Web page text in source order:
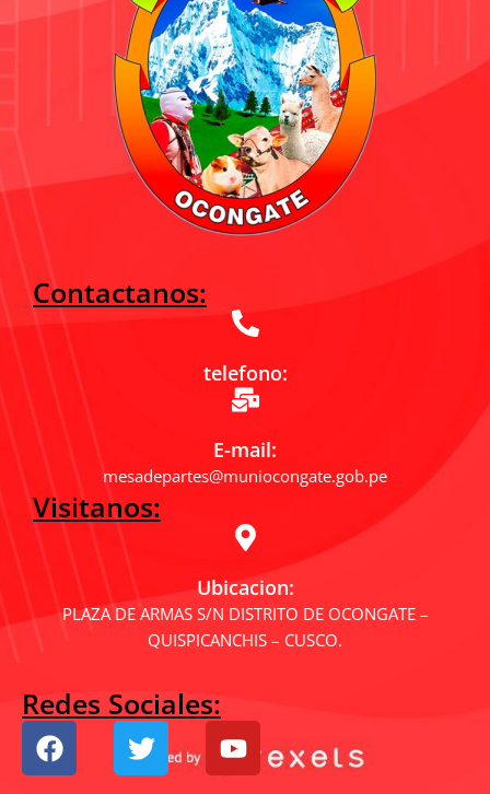
Contactanos:
telefono:
E-mail:
mesadepartes@muniocongate.gob.pe
Visitanos:
Ubicacion:
PLAZA DE ARMAS S/N DISTRITO DE OCONGATE –
QUISPICANCHIS – CUSCO.
Redes Sociales:
F
a
T
w
Y
o